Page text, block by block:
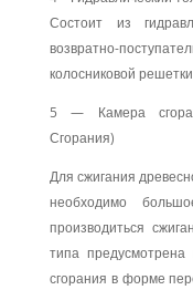
Состоит из
возвратно-
колосниковой
5 — Камера
Сгорания)
Для сжигания
необходимо
производиться
типа предусмотрена
сгорания в форме